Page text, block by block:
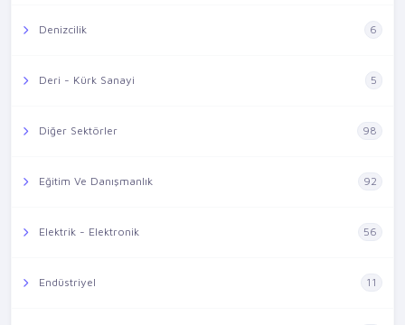
Denizcilik 6
Deri - Kürk Sanayi 5
Diğer Sektörler 98
Eğitim Ve Danışmanlık 92
Elektrik - Elektronik 56
Endüstriyel 11